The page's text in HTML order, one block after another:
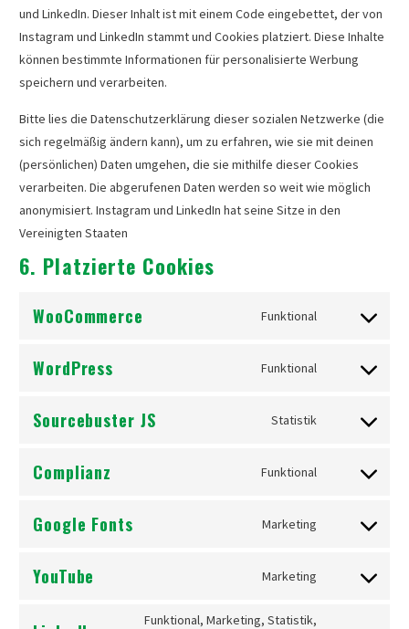
und LinkedIn. Dieser Inhalt ist mit einem Code eingebettet, der von
Instagram und LinkedIn stammt und Cookies platziert. Diese Inhalte
können bestimmte Informationen für personalisierte Werbung
speichern und verarbeiten.
Bitte lies die Datenschutzerklärung dieser sozialen Netzwerke (die
sich regelmäßig ändern kann), um zu erfahren, wie sie mit deinen
(persönlichen) Daten umgehen, die sie mithilfe dieser Cookies
verarbeiten. Die abgerufenen Daten werden so weit wie möglich
anonymisiert. Instagram und LinkedIn hat seine Sitze in den
Vereinigten Staaten
6. Platzierte Cookies
WooCommerce Funktional
Consent
service
WordPress Funktional
Consent
service
Sourcebuster JS Statistik
Consent
service
Complianz Funktional
Consent
service
Google Fonts Marketing
Consent
service
YouTube Marketing
Consent
Funktional, Marketing, Statistik,